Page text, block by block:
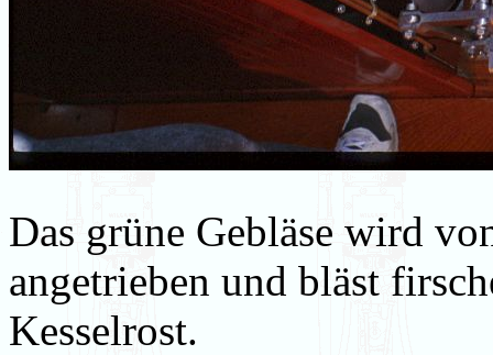
Das grüne Gebläse wird
angetrieben und bläst
Kesselrost.